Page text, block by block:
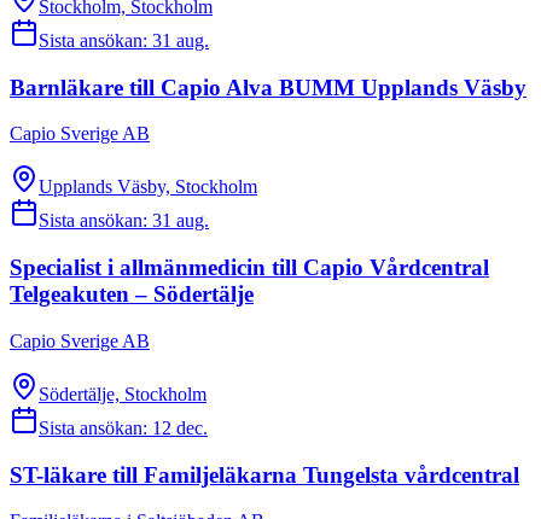
Stockholm, Stockholm
Sista ansökan: 31 aug.
Barnläkare till Capio Alva BUMM Upplands Väsby
Capio Sverige AB
Upplands Väsby, Stockholm
Sista ansökan: 31 aug.
Specialist i allmänmedicin till Capio Vårdcentral
Telgeakuten – Södertälje
Capio Sverige AB
Södertälje, Stockholm
Sista ansökan: 12 dec.
ST-läkare till Familjeläkarna Tungelsta vårdcentral